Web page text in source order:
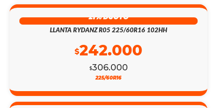
21% DSCTO
LLANTA RYDANZ R05 225/60R16 102HH
$306.000
$242.000
225/60R16